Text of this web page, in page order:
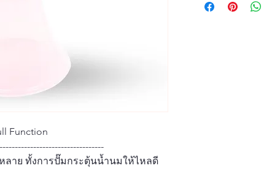
Function
าย ทั้งการปั๊มกระตุ้นน้ำนมให้ไหลดี